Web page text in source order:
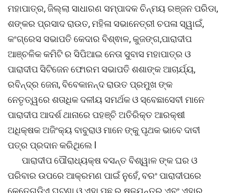
ମହାପାତ୍ର, ଜିଲ୍ଲା ସାଧାରଣ ସମ୍ପାଦକ ଚିନ୍ମୟ ରଞ୍ଜନ ପରିଡା,
ଶଙ୍କର ପ୍ରସାଦ ରାଉତ, ମହିଳା ସଭାନେତ୍ରୀ ଚପଳା ସ୍ୱାଇଁ,
କଂଗ୍ରେସ ସଭାପତି କେଦାର ବିଶ୍ଵାଳ, କୁଜଙ୍ଗ,ପାରାଦୀପ
ଆଞ୍ଚଳିକ କମିଟି ର ସିପିଆଇ ନେତା ସୁବାସ ମହାପାତ୍ର ଓ
ପାରାଦୀପ ସିଟିଜେନ ଫୋରମ ସଭାପତି ଶଶାଙ୍କ ଆଚାର୍ଯ୍ୟ,
ରବିନ୍ଦ୍ର ଜେନା, ବିବେକାନନ୍ଦ ରାଉତ ପ୍ରମୁଖ ଙ୍କ
ନେତୃତ୍ୱରେ ଶତାଧିକ ଦଳୀୟ ସମର୍ଥକ ଓ ସ୍ବେଛାସେବୀ ମାନେ
ପାରାଦୀପ ଆଦର୍ଶ ଥାନାରେ ପହଞ୍ଚି ଅତିରିକ୍ତ ଆରକ୍ଷୀ
ଅଧିକ୍ଷକ ଅଜିଂକ୍ୟ ବାବୁରାଓ ମାନେ ଙ୍କୁ ପୃଥକ ଭାବେ ଦାବୀ
ପତ୍ର ପ୍ରଦାନ କରିଥିଲେ l
ପାରାଦୀପ ପୌରାଧ୍ୟକ୍ଷ ବସନ୍ତ ବିଶ୍ୱାଳ ଙ୍କ ଘର ଓ
ପରିବାର ଉପରେ ଆକ୍ରମଣ ପାଇଁ ନୁହେଁ, ବରଂ ପାରାଦୀପରେ
କେତେଗୁଡିଏ ଘଟଣା ଓ ଏହା ପଛ ର ଷଢଯନ୍ତ୍ର ଏବଂ ଏହାର